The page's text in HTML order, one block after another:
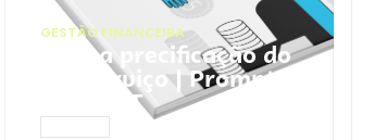
GESTÃO FINANCEIRA
Faça a precificação do
seu serviço | Prompts
ChatGPT